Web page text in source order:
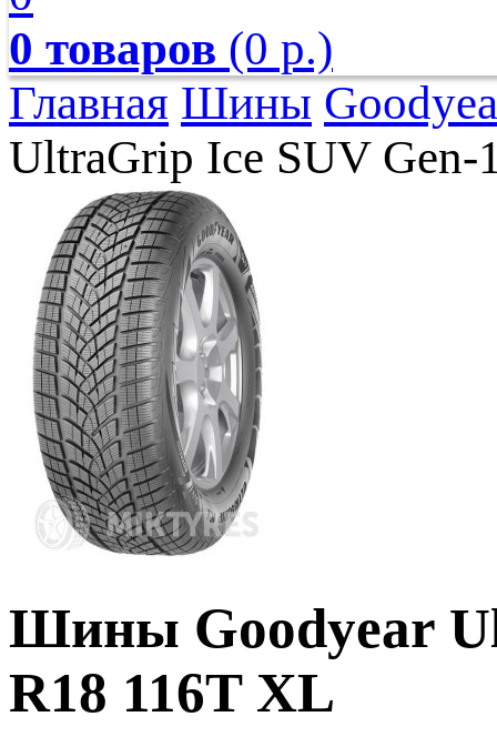
0 товаров (0 р.)
Главная Шины
UltraGrip Ice SUV
Шины Goodyear
R18 116T XL